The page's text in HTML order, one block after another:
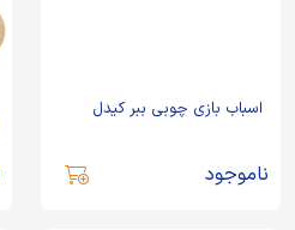
اسباب بازی چوبی ببر کیدل
ناموجود